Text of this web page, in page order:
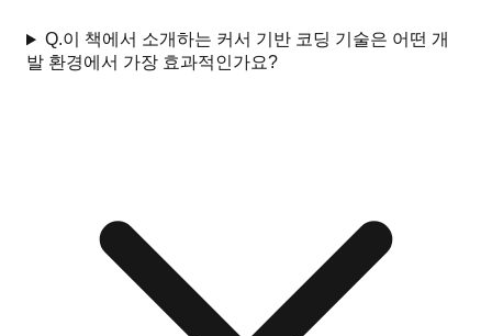
Q.이 책에서 소개하는 커서 기반 코딩 기술은 어떤 개
발 환경에서 가장 효과적인가요?